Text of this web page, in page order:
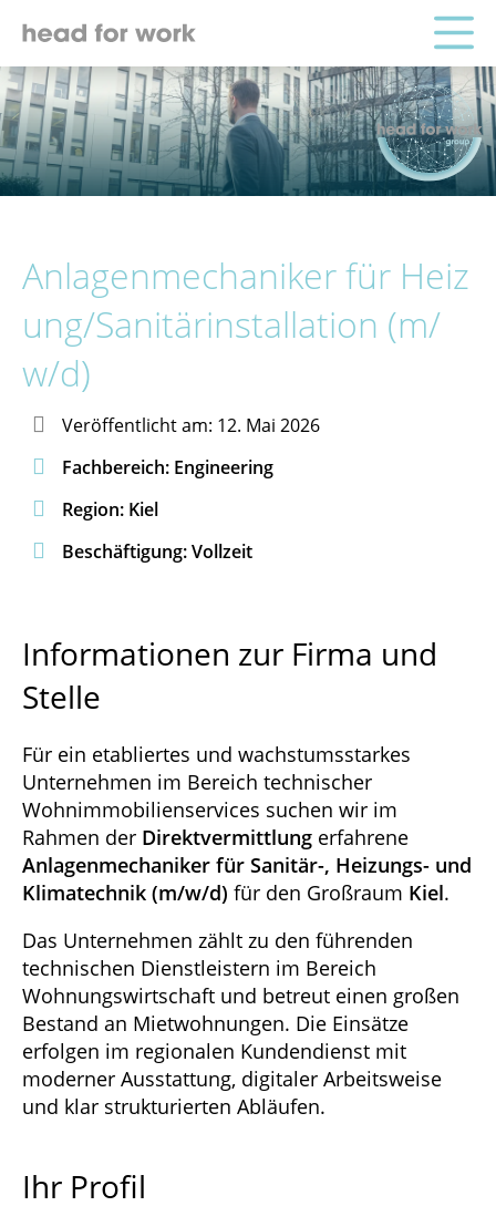
Anlagenmechaniker für Heiz
ung/Sanitärinstallation (m/
w/d)
 Veröffentlicht am: 12. Mai 2026
 Fachbereich: Engineering
 Region: Kiel
 Beschäftigung: Vollzeit
Informationen zur Firma und
Stelle
Für ein etabliertes und wachstumsstarkes
Unternehmen im Bereich technischer
Wohnimmobilienservices suchen wir im
Rahmen der Direktvermittlung erfahrene
Anlagenmechaniker für Sanitär-, Heizungs- und
Klimatechnik (m/w/d) für den Großraum Kiel.
Das Unternehmen zählt zu den führenden
technischen Dienstleistern im Bereich
Wohnungswirtschaft und betreut einen großen
Bestand an Mietwohnungen. Die Einsätze
erfolgen im regionalen Kundendienst mit
moderner Ausstattung, digitaler Arbeitsweise
und klar strukturierten Abläufen.
Ihr Profil